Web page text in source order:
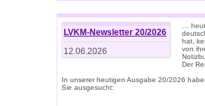
LVKM-Newsletter 20/2026
12.06.2026
…
hat,
von
Der
In unserer heutigen Ausgabe 20/2026
Sie ausgesucht: